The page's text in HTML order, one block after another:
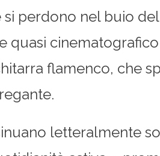
perdono nel buio
quasi
flamenco, che
letteralmente